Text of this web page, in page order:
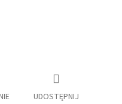
UDOSTĘPNIJ